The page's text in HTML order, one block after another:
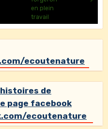
ecoutenature
de
page facebook
ecoutenature